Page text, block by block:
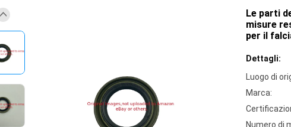
Le parti
misure
per il
Dettagli:
Luogo di
Marca:
Numero di